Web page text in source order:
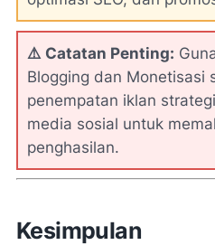
⚠️ Catatan Penting:
Blogging dan Monetisasi
penempatan iklan
media sosial untuk
penghasilan.
Kesimpulan